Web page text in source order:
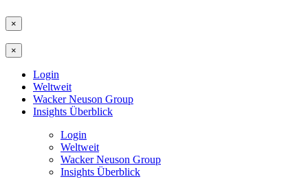
×
×
Login
Weltweit
Wacker Neuson Group
Insights Überblick
Login
Weltweit
Wacker Neuson Group
Insights Überblick